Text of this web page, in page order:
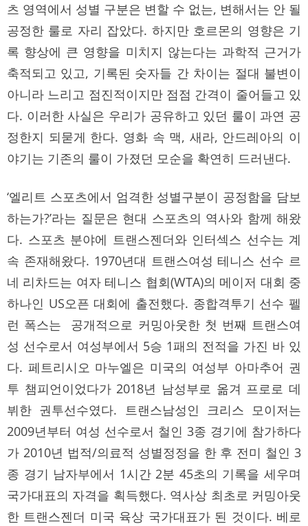
츠 영역에서 성별 구분은 변할 수 없는, 변해서는 안 될
공정한 룰로 자리 잡았다. 하지만 호르몬의 영향은 기
록 향상에 큰 영향을 미치지 않는다는 과학적 근거가
축적되고 있고, 기록된 숫자들 간 차이는 절대 불변이
아니라 느리고 점진적이지만 점점 간격이 줄어들고 있
다. 이러한 사실은 우리가 공유하고 있던 룰이 과연 공
정한지 되묻게 한다. 영화 속 맥, 새라, 안드레아의 이
야기는 기존의 룰이 가졌던 모순을 확연히 드러낸다.
‘엘리트 스포츠에서 엄격한 성별구분이 공정함을 담보
하는가?’라는 질문은 현대 스포츠의 역사와 함께 해왔
다. 스포츠 분야에 트랜스젠더와 인터섹스 선수는 계
속 존재해왔다. 1970년대 트랜스여성 테니스 선수 르
네 리차드는 여자 테니스 협회(WTA)의 메이저 대회 중
하나인 US오픈 대회에 출전했다. 종합격투기 선수 펠
런 폭스는 공개적으로 커밍아웃한 첫 번째 트랜스여
성 선수로서 여성부에서 5승 1패의 전적을 가진 바 있
다. 페트리시오 마누엘은 미국의 여성부 아마추어 권
투 챔피언이었다가 2018년 남성부로 옮겨 프로로 데
뷔한 권투선수였다. 트랜스남성인 크리스 모이저는
2009년부터 여성 선수로서 철인 3종 경기에 참가하다
가 2010년 법적/의료적 성별정정을 한 후 전미 철인 3
종 경기 남자부에서 1시간 2분 45초의 기록을 세우며
국가대표의 자격을 획득했다. 역사상 최초로 커밍아웃
한 트랜스젠더 미국 육상 국가대표가 된 것이다. 베로